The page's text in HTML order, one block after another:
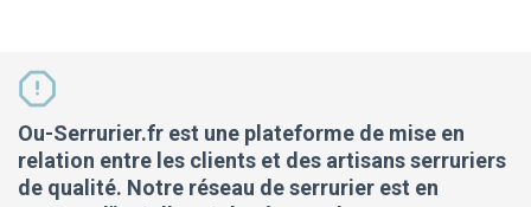
Ou-Serrurier.fr est une plateforme de mise en
relation entre les clients et des artisans serruriers
de qualité. Notre réseau de serrurier est en